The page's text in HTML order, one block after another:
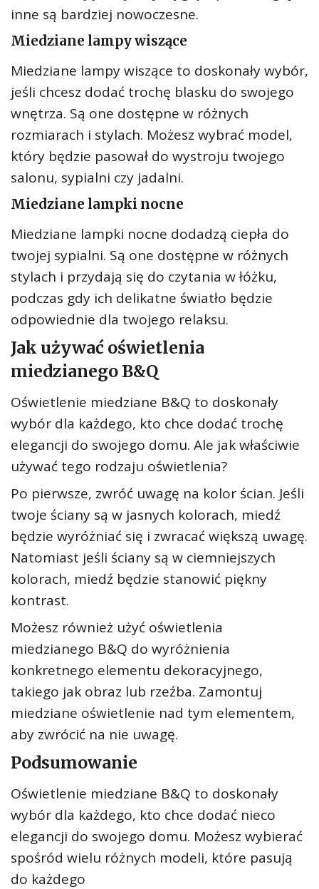
inne są bardziej nowoczesne.
Miedziane lampy wiszące
Miedziane lampy wiszące to doskonały wybór,
jeśli chcesz dodać trochę blasku do swojego
wnętrza. Są one dostępne w różnych
rozmiarach i stylach. Możesz wybrać model,
który będzie pasował do wystroju twojego
salonu, sypialni czy jadalni.
Miedziane lampki nocne
Miedziane lampki nocne dodadzą ciepła do
twojej sypialni. Są one dostępne w różnych
stylach i przydają się do czytania w łóżku,
podczas gdy ich delikatne światło będzie
odpowiednie dla twojego relaksu.
Jak używać oświetlenia
miedzianego B&Q
Oświetlenie miedziane B&Q to doskonały
wybór dla każdego, kto chce dodać trochę
elegancji do swojego domu. Ale jak właściwie
używać tego rodzaju oświetlenia?
Po pierwsze, zwróć uwagę na kolor ścian. Jeśli
twoje ściany są w jasnych kolorach, miedź
będzie wyróżniać się i zwracać większą uwagę.
Natomiast jeśli ściany są w ciemniejszych
kolorach, miedź będzie stanowić piękny
kontrast.
Możesz również użyć oświetlenia
miedzianego B&Q do wyróżnienia
konkretnego elementu dekoracyjnego,
takiego jak obraz lub rzeźba. Zamontuj
miedziane oświetlenie nad tym elementem,
aby zwrócić na nie uwagę.
Podsumowanie
Oświetlenie miedziane B&Q to doskonały
wybór dla każdego, kto chce dodać nieco
elegancji do swojego domu. Możesz wybierać
spośród wielu różnych modeli, które pasują
do każdego